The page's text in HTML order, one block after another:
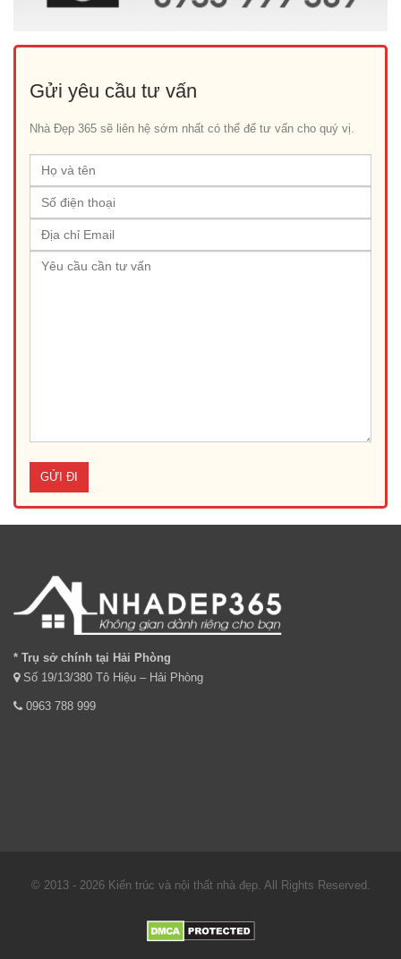
Gửi yêu cầu tư vấn
Nhà Đẹp 365 sẽ liên hệ sớm nhất có thể để tư vấn cho quý vị.
* Trụ sở chính tại Hải Phòng
Số 19/13/380 Tô Hiệu – Hải Phòng
0963 788 999
© 2013 - 2026 Kiến trúc và nội thất nhà đẹp. All Rights Reserved.